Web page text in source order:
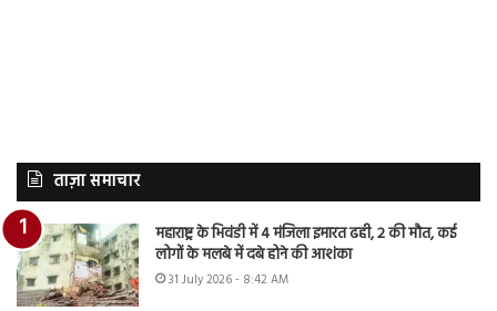
ताज़ा समाचार
महाराष्ट्र के भिवंडी में 4 मंजिला इमारत ढही, 2 की मौत, कई
लोगों के मलबे में दबे होने की आशंका
31 July 2026 - 8:42 AM